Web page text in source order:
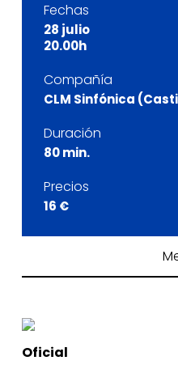
Fechas
28 julio
20.00h
Compañía
CLM Sinfónica
Duración
80 min.
Precios
16 €
Oficial